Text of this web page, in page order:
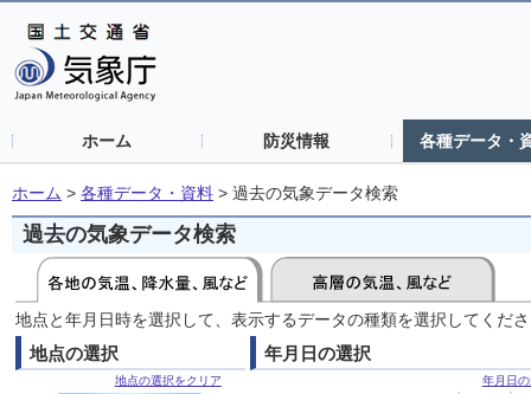
ホーム 防災情報 各種データ・
ホーム > 各種データ・資料 > 過去の気象データ検索
過去の気象データ検索
地点と年月日時を選択して、表示するデータの種類を選択してくだ
地点の選択
地点の選択をクリア
年月日の選択
年月日